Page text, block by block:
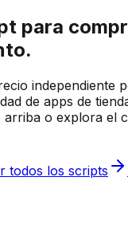
para
independiente
de apps de
o explora el
todos los scripts